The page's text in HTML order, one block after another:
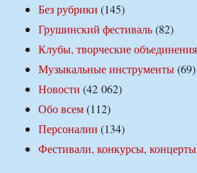
Без рубрики (145)
Грушинский фестиваль(82)
Клубы, творческие
Музыкальные инструменты(69)
Новости (42 062)
Обо всем(112)
Персоналии (134)
Фестивали, конкурсы, концерты